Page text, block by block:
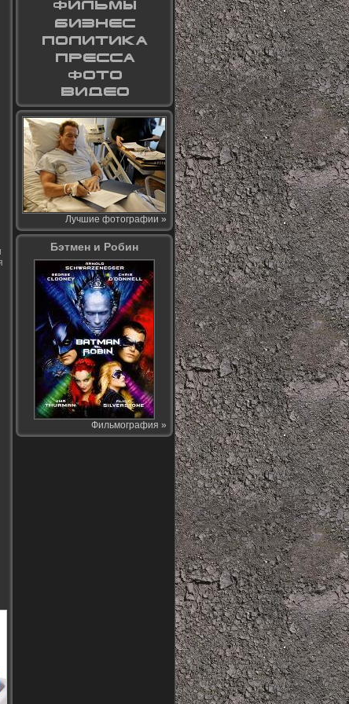
Лучшие фотографии »
Бэтмен и Робин
Фильмография »